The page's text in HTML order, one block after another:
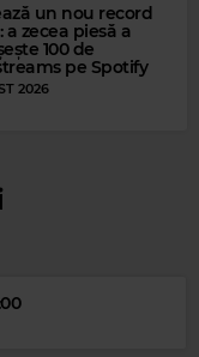
un nou record
zecea piesă a
100 de
pe Spotify
2026